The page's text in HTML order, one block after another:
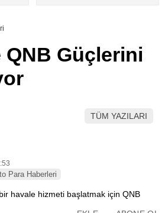
Youtube
Pinterest
QNB Güçlerini
TÜM YAZILARI
Para Haberleri